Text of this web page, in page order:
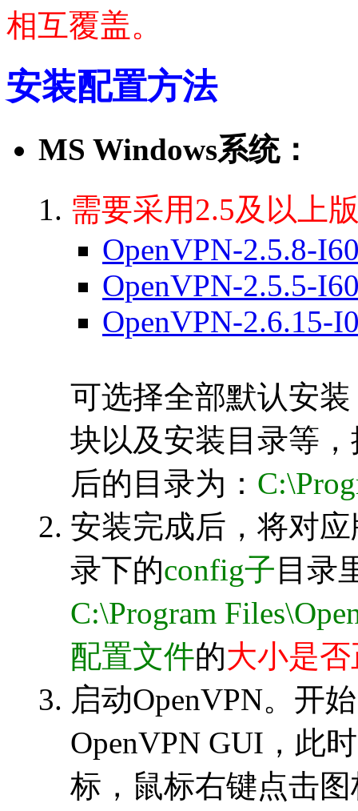
相互覆盖。
安装配置方法
MS Windows系统：
需要采用2.5及以上
OpenVPN-2.5.8-
OpenVPN-2.5.5-
OpenVPN-2.6.15-
可选择全部默认安
块以及安装目录等
后的目录为：
安装完成后，将对
录下的config子 目录
C:\Program
配置文件的大小是
启动OpenVPN。
OpenVPN GUI，此
标，鼠标右键点击